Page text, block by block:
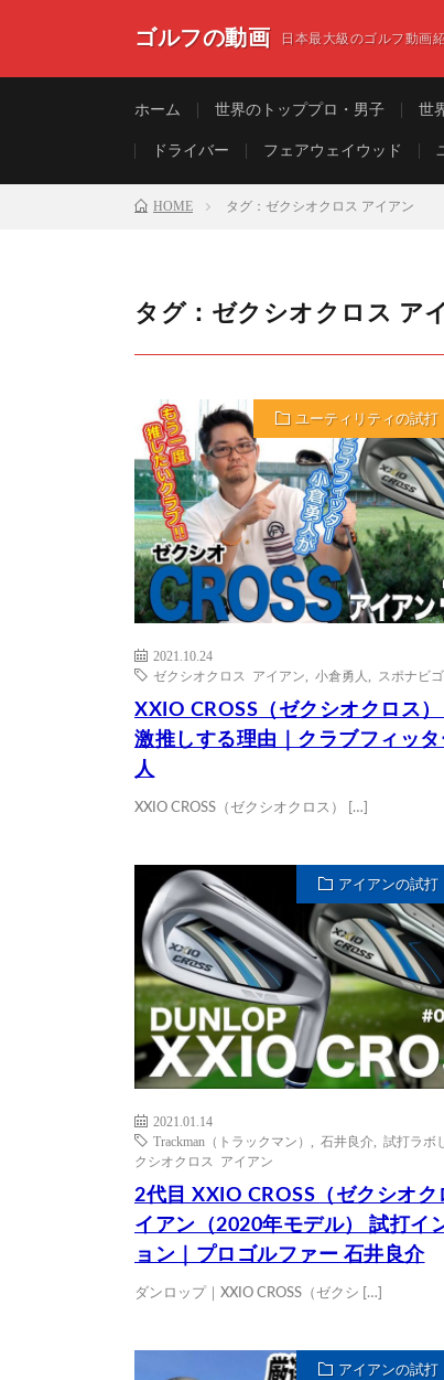
ゴルフの動画 日本最大級のゴルフ動画
ホーム 世界のトッププロ・男子 世
ドライバー フェアウェイウッド
HOME タグ：ゼクシオクロス アイアン
タグ：ゼクシオクロス ア
ユーティリティの試打
2021.10.24
ゼクシオクロス アイアン
小倉勇人 スポナビ
XXIO CROSS（ゼクシオクロス
激推しする理由｜クラブフィッタ
人
XXIO CROSS（ゼクシオクロス） […]
アイアンの試打
2021.01.14
Trackman（トラックマン）
石井良介 試打ラボ
クシオクロス アイアン
2代目 XXIO CROSS（ゼクシオク
イアン（2020年モデル） 試打イ
ョン｜プロゴルファー 石井良介
ダンロップ｜XXIO CROSS（ゼクシ […]
アイアンの試打